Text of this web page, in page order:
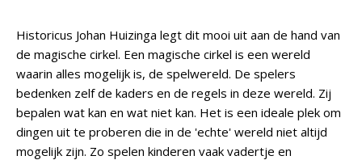
Historicus Johan Huizinga legt dit mooi uit aan de hand van
de magische cirkel. Een magische cirkel is een wereld
waarin alles mogelijk is, de spelwereld. De spelers
bedenken zelf de kaders en de regels in deze wereld. Zij
bepalen wat kan en wat niet kan. Het is een ideale plek om
dingen uit te proberen die in de 'echte' wereld niet altijd
mogelijk zijn. Zo spelen kinderen vaak vadertje en